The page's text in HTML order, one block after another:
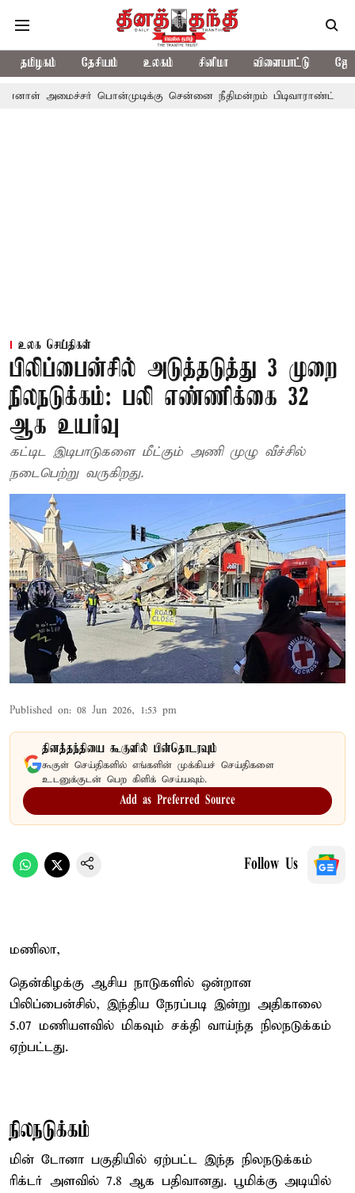
தமிழகம் தேசியம் உலகம் சினிமா விளையாட்டு
பொன்முடிக்கு சென்னை நீதிமன்றம் பிடிவாராண்ட்
உலக செய்திகள்
பிலிப்பைன்சில் அடுத்தடுத்து 3 முறை
நிலநடுக்கம்: பலி எண்ணிக்கை 32
ஆக உயர்வு
கட்டிட இடிபாடுகளை மீட்கும் அணி முழு வீச்சில்
நடைபெற்று வருகிறது.
Published on: 08 Jun 2026, 1:53 pm
தினத்தந்தியை கூகுளில் பின்தொடரவும்
கூகுள் செய்திகளில் எங்களின் முக்கியச் செய்திகளை
உடனுக்குடன் பெற கிளிக் செய்யவும்.
Add as Preferred Source
Follow Us
மணிலா,
தென்கிழக்கு ஆசிய நாடுகளில் ஒன்றான
பிலிப்பைன்சில், இந்திய நேரப்படி இன்று அதிகாலை
5.07 மணியளவில் மிகவும் சக்தி வாய்ந்த நிலநடுக்கம்
ஏற்பட்டது.
நிலநடுக்கம்
மின் டோனா பகுதியில் ஏற்பட்ட இந்த நிலநடுக்கம்
ரிக்டர் அளவில் 7.8 ஆக பதிவானது. பூமிக்கு அடியில்